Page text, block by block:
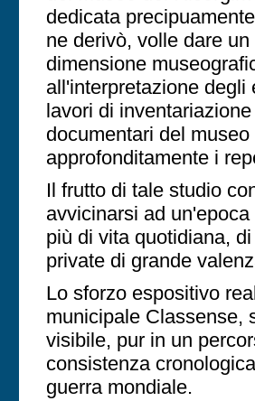
dedicata
ne derivò, volle dare
dimensione
all'interpretazione
lavori di
documentari del
approfonditamente i
Il frutto di tale studio
avvicinarsi ad
più di vita quotidiana,
private di grande
Lo sforzo espositivo
municipale Classense,
visibile, pur in un
consistenza
guerra mondiale.